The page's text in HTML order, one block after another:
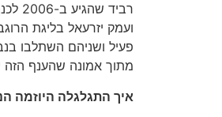
ועמק יזרעאל בליגת
פעיל ושניהם השתלבו
מתוך אמונה שהענף הזה
איך התגלגלה היוזמה